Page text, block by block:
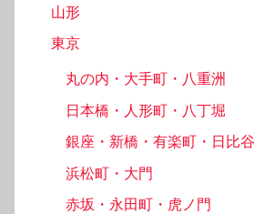
山形
東京
丸の内・大手町・八重洲
日本橋・人形町・八丁堀
銀座・新橋・有楽町・日比谷
浜松町・大門
赤坂・永田町・虎ノ門